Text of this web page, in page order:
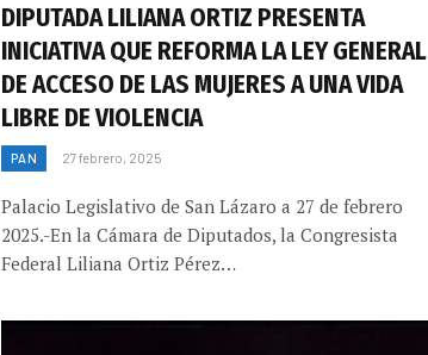
DIPUTADA LILIANA ORTIZ PRESENTA
INICIATIVA QUE REFORMA LA LEY GENERAL
DE ACCESO DE LAS MUJERES A UNA VIDA
LIBRE DE VIOLENCIA
PAN 27 febrero, 2025
Palacio Legislativo de San Lázaro a 27 de febrero
2025.-En la Cámara de Diputados, la Congresista
Federal Liliana Ortiz Pérez…